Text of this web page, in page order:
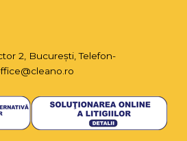
2, București, Telefon-